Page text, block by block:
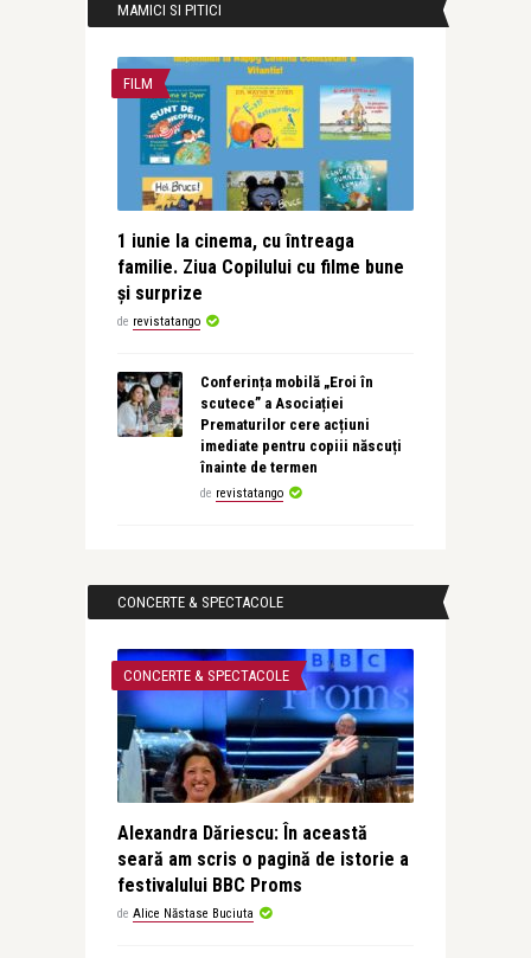
MAMICI SI PITICI
FILM
1 iunie la cinema, cu întreaga
familie. Ziua Copilului cu filme bune
și surprize
de revistatango
Conferința mobilă „Eroi în
scutece” a Asociației
Prematurilor cere acțiuni
imediate pentru copiii născuți
înainte de termen
de revistatango
CONCERTE & SPECTACOLE
CONCERTE & SPECTACOLE
Alexandra Dăriescu: În această
seară am scris o pagină de istorie a
festivalului BBC Proms
de Alice Năstase Buciuta